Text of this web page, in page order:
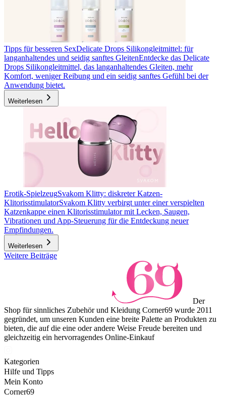
Tipps für besseren SexDelicate Drops Silikongleitmittel: für
langanhaltendes und seidig sanftes GleitenEntdecke das Delicate
Drops Silikongleitmittel, das langanhaltendes Gleiten, mehr
Komfort, weniger Reibung und ein seidig sanftes Gefühl bei der
Anwendung bietet.
Weiterlesen
Erotik-SpielzeugSvakom Klitty: diskreter Katzen-
KlitorisstimulatorSvakom Klitty verbirgt unter einer verspielten
Katzenkappe einen Klitorisstimulator mit Lecken, Saugen,
Vibrationen und App-Steuerung für die Entdeckung neuer
Empfindungen.
Weiterlesen
Weitere Beiträge
Der
Shop für sinnliches Zubehör und Kleidung Corner69 wurde 2011
gegründet, um unseren Kunden eine breite Palette an Produkten zu
bieten, die auf die eine oder andere Weise Freude bereiten und
gleichzeitig ein hervorragendes Online-Einkauf
Kategorien
Hilfe und Tipps
Mein Konto
Corner69